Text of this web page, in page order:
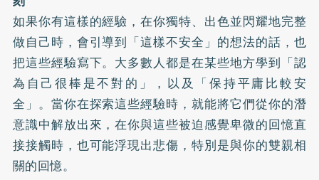
如果你有這樣的經驗，在你獨特、出色並閃耀地完整
做自己時，會引導到「這樣不安全」的想法的話，也
把這些經驗寫下。大多數人都是在某些地方學到「認
為自己很棒是不對的」，以及「保持平庸比較安
全」。當你在探索這些經驗時，就能將它們從你的潛
意識中解放出來，在你與這些被迫感覺卑微的回憶直
接接觸時，也可能浮現出悲傷，特別是與你的雙親相
關的回憶。